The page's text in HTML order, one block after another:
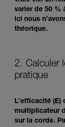
varier de 50 %
ici nous
théorique.
2. Calculer
pratique
L'efficacité (E)
multiplicateur
sur la corde.